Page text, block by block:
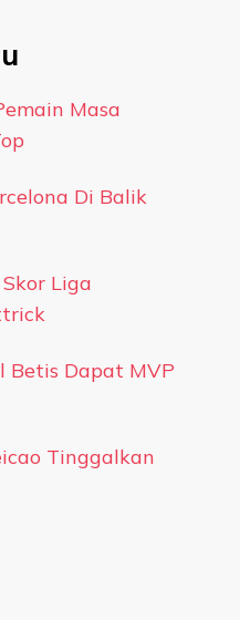
Masa
Di Balik
Liga
Betis Dapat MVP
Tinggalkan